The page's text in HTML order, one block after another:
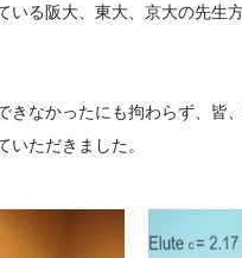
る阪大、東大、京大の先生
なかったにも拘わらず、皆
ただきました。